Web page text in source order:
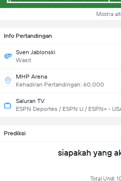
Mostra
Info Pertandingan
Sven Jablonski
Wasit
MHP Arena
Kehadiran Pertandingan: 60,000
Saluran TV
ESPN Deportes / ESPN U / ESPN+ -
Prediksi
siapakah yang
Total Undi: